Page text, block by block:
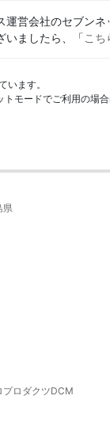
運営会社のセブン
いましたら、「こち
います。
モードでご利用の場
県
プロダクツDCM